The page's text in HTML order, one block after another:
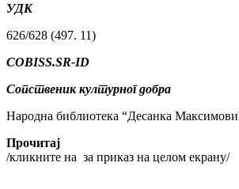
УДК
626/628 (497. 11)
COBISS.SR-ID
Сопственик културног добра
Народна библиотека “Десанка
Прочитај
/кликните на за приказ на целом екрану/